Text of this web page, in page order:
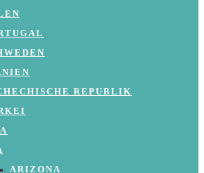
REPUBLIK
ARIZONA